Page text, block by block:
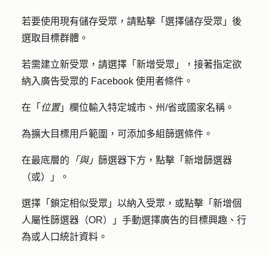
若要使用現有儲存受眾，請點擊「 選擇儲存受眾 」後
選取 目標群體 。
若需建立新受眾，請選擇「 新增受眾 」，接著指定欲
納入廣告受眾的 Facebook 使用者條件。
在「 位置」欄位輸入特定城市 、 州/省或國家名稱 。
為擴大目標用戶範圍，可添加多組篩選條件。
在最底層的 「與」 篩選器下方，點擊「 新增篩選器
（或）
」。
選擇 「鎖定相似受眾 」以納入受眾，或點擊 「新增個
人屬性篩選器（OR）
」手動選擇廣告的目標興趣、行
為或人口統計資料。